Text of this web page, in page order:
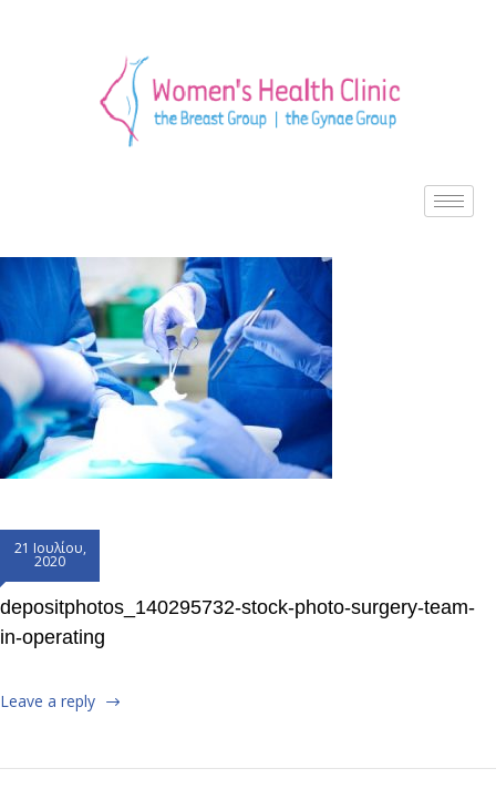
21 Ιουλίου,
2020
depositphotos_140295732-stock-photo-surgery-team-
in-operating
Leave a reply